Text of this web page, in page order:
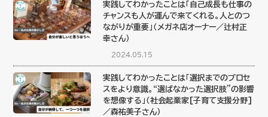
実践してわかったことは「自己成長も仕事の
チャンスも人が運んで来てくれる。人とのつ
ながりが重要」（メガネ店オーナー／辻村正
幸さん）
2024.05.15
実践してわかったことは「選択までのプロセ
スをより意識。“選ばなかった選択肢”の影響
を想像する」（社会起業家[子育て支援分野]
／森祐美子さん）